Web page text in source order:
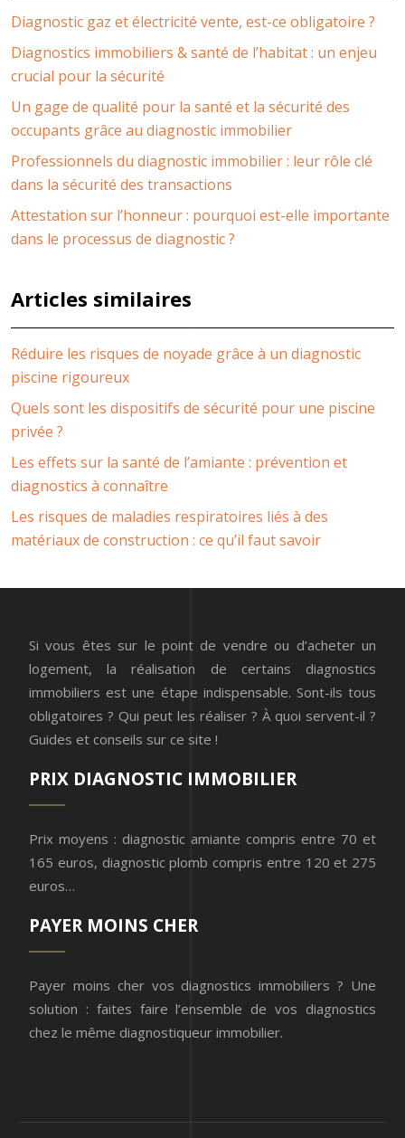
Diagnostic gaz et électricité vente, est-ce obligatoire ?
Diagnostics immobiliers & santé de l’habitat : un enjeu
crucial pour la sécurité
Un gage de qualité pour la santé et la sécurité des
occupants grâce au diagnostic immobilier
Professionnels du diagnostic immobilier : leur rôle clé
dans la sécurité des transactions
Attestation sur l’honneur : pourquoi est-elle importante
dans le processus de diagnostic ?
Articles similaires
Réduire les risques de noyade grâce à un diagnostic
piscine rigoureux
Quels sont les dispositifs de sécurité pour une piscine
privée ?
Les effets sur la santé de l’amiante : prévention et
diagnostics à connaître
Les risques de maladies respiratoires liés à des
matériaux de construction : ce qu’il faut savoir
Si vous êtes sur le point de vendre ou d’acheter un
logement, la réalisation de certains diagnostics
immobiliers est une étape indispensable. Sont-ils tous
obligatoires ? Qui peut les réaliser ? À quoi servent-il ?
Guides et conseils sur ce site !
PRIX DIAGNOSTIC IMMOBILIER
Prix moyens : diagnostic amiante compris entre 70 et
165 euros, diagnostic plomb compris entre 120 et 275
euros…
PAYER MOINS CHER
Payer moins cher vos diagnostics immobiliers ? Une
solution : faites faire l’ensemble de vos diagnostics
chez le même diagnostiqueur immobilier.